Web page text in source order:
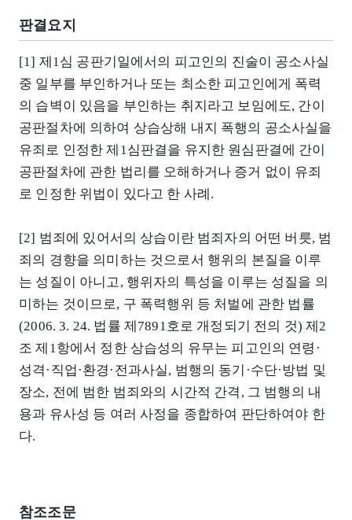
판결요지
[1] 제1심 공판기일에서의 피고인의 진술이 공소사실
중 일부를 부인하거나 또는 최소한 피고인에게 폭력
의 습벽이 있음을 부인하는 취지라고 보임에도, 간이
공판절차에 의하여 상습상해 내지 폭행의 공소사실을
유죄로 인정한 제1심판결을 유지한 원심판결에 간이
공판절차에 관한 법리를 오해하거나 증거 없이 유죄
로 인정한 위법이 있다고 한 사례.
[2] 범죄에 있어서의 상습이란 범죄자의 어떤 버릇, 범
죄의 경향을 의미하는 것으로서 행위의 본질을 이루
는 성질이 아니고, 행위자의 특성을 이루는 성질을 의
미하는 것이므로, 구 폭력행위 등 처벌에 관한 법률
(2006. 3. 24. 법률 제7891호로 개정되기 전의 것) 제2
조 제1항에서 정한 상습성의 유무는 피고인의 연령·
성격·직업·환경·전과사실, 범행의 동기·수단·방법 및
장소, 전에 범한 범죄와의 시간적 간격, 그 범행의 내
용과 유사성 등 여러 사정을 종합하여 판단하여야 한
다.
참조조문